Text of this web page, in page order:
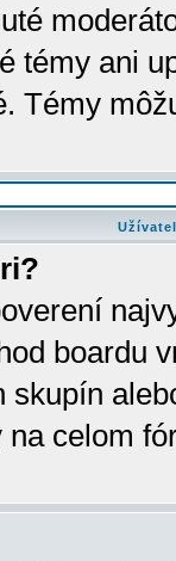
témy ani
Témy
boardu
na celom